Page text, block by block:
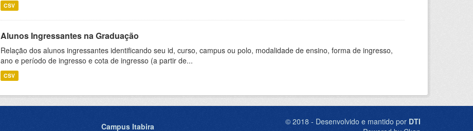
CSV
Alunos Ingressantes na Graduação
Relação dos alunos ingressantes identificando seu id, curso, campus ou polo, modalidade de ensino, forma de ingresso,
ano e período de ingresso e cota de ingresso (a partir de...
CSV
Campus Itabira © 2018 - Desenvolvido e mantido por DTI